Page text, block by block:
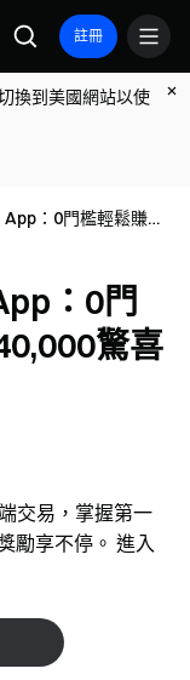
註冊
換到美國網站以使
：0門檻輕鬆賺大
：0門
驚喜
交易，掌握第一
勵享不停。 進入